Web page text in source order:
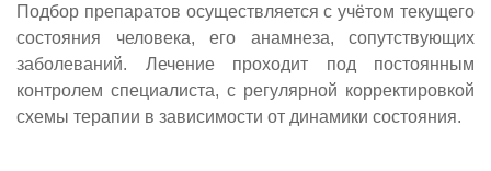
Подбор препаратов осуществляется с учётом текущего
состояния человека, его анамнеза, сопутствующих
заболеваний. Лечение проходит под постоянным
контролем специалиста, с регулярной корректировкой
схемы терапии в зависимости от динамики состояния.